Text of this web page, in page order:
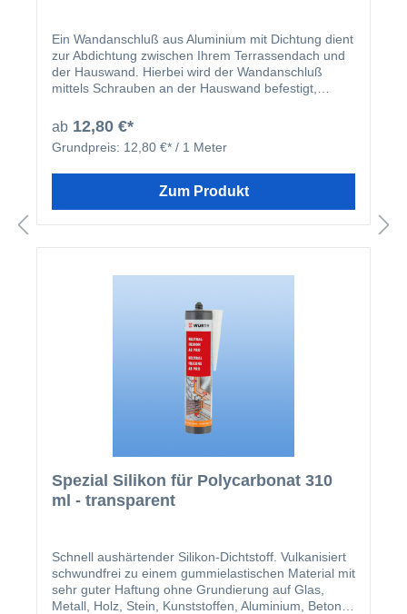
Ein Wandanschluß aus Aluminium mit Dichtung dient
zur Abdichtung zwischen Ihrem Terrassendach und
der Hauswand. Hierbei wird der Wandanschluß
mittels Schrauben an der Hauswand befestigt,
Stegplatten aufliegt. An dem Befestigungssteg
befindet sich eine Bohrnut, welche ein „weglaufen“
des Bohrers verhindert. Der Übergang zwischen
mit Silikon abgedichtet. Insgesamt stellen Sie so die
ab 12,80 €*
Grundpreis: 12,80 €* / 1 Meter
Zum Produkt
Spezial Silikon für Polycarbonat 310
ml - transparent
Schnell aushärtender Silikon-Dichtstoff. Vulkanisiert
schwundfrei zu einem gummielastischen Material mit
sehr guter Haftung ohne Grundierung auf Glas,
Metall, Holz, Stein, Kunststoffen, Aluminium, Beton,